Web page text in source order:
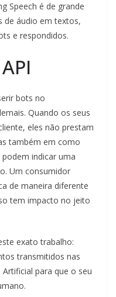
Speech é de grande
de áudio em textos,
e respondidos.
bots no
Quando os seus
eles não prestam
também em como
indicar uma
Um consumidor
de maneira diferente
tem impacto no jeito
exato trabalho:
transmitidos nas
para que o seu